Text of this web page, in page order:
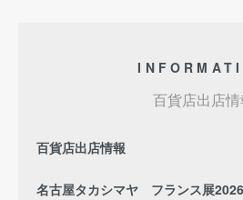
百貨店出店情
百貨店出店情報
名古屋タカシマヤ フランス展2026